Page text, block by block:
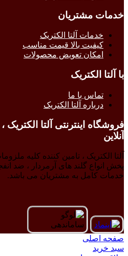
خدمات مشتریان
خدمات آلتا الکتریک
کیفیت بالا قیمت مناسب
امکان تعویض محصولات
با آلتا الکتریک
تماس با ما
درباره آلتا الکتریک
فروشگاه اینترنتی آلتا
آنلاین
آلتا الکتریک ، تامین کننده کلیه
پخش انواع گلند های آرمردار ، ضد
خدمات کامل به مشتریان می باشد.
صفحه اصلی
سبد خرید